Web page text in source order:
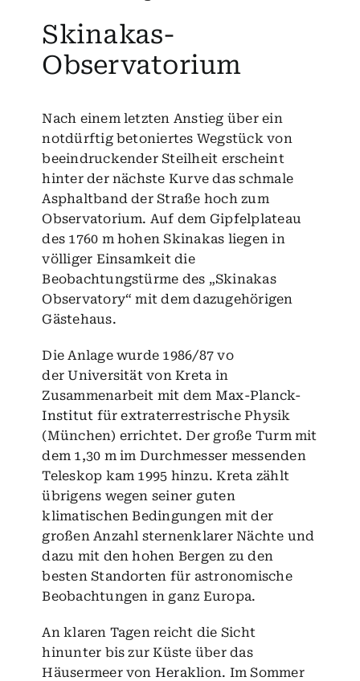
Skinakas-
Observatorium
Nach einem letzten Anstieg über ein
notdürftig betoniertes Wegstück von
beeindruckender Steilheit erscheint
hinter der nächste Kurve das schmale
Asphaltband der Straße hoch zum
Observatorium. Auf dem Gipfelplateau
des 1760 m hohen Skinakas liegen in
völliger Einsamkeit die
Beobachtungstürme des „Skinakas
Observatory“ mit dem dazugehörigen
Gästehaus.
Die Anlage wurde 1986/87 vo
derUniversität von Kreta in
Zusammenarbeit mit dem Max-Planck-
Institut für extraterrestrische Physik
(München) errichtet. Der große Turm mit
dem 1,30 m im Durchmesser messenden
Teleskop kam 1995 hinzu. Kreta zählt
übrigens wegen seiner guten
klimatischen Bedingungen mit der
großen Anzahl sternenklarer Nächte und
dazu mit den hohen Bergen zu den
besten Standorten für astronomische
Beobachtungen in ganz Europa.
An klaren Tagen reicht die Sicht
hinunter bis zur Küste über das
Häusermeer von Heraklion. Im Sommer